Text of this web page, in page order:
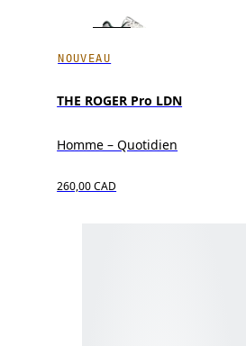
NOUVEAU
THE ROGER Pro LDN
Homme – Quotidien
260,00 CAD